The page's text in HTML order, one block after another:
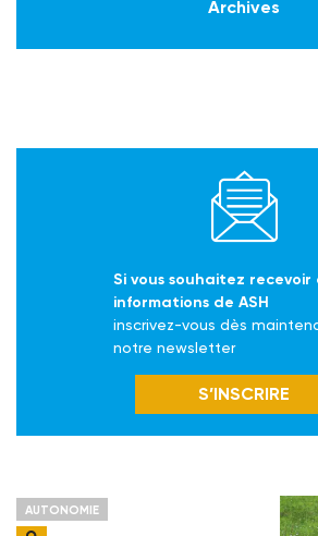
Archives
Si vous souhaitez recevoir
informations de ASH
inscrivez-vous dès
notre newsletter
S’INSCRIRE
AUTONOMIE